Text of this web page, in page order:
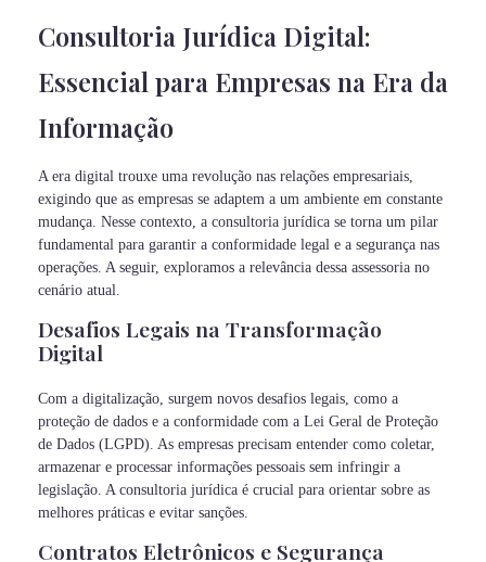
Consultoria Jurídica Digital:
Essencial para Empresas na Era da
Informação
A era digital trouxe uma revolução nas relações empresariais,
exigindo que as empresas se adaptem a um ambiente em constante
mudança. Nesse contexto, a consultoria jurídica se torna um pilar
fundamental para garantir a conformidade legal e a segurança nas
operações. A seguir, exploramos a relevância dessa assessoria no
cenário atual.
Desafios Legais na Transformação
Digital
Com a digitalização, surgem novos desafios legais, como a
proteção de dados e a conformidade com a Lei Geral de Proteção
de Dados (LGPD). As empresas precisam entender como coletar,
armazenar e processar informações pessoais sem infringir a
legislação. A consultoria jurídica é crucial para orientar sobre as
melhores práticas e evitar sanções.
Contratos Eletrônicos e Segurança